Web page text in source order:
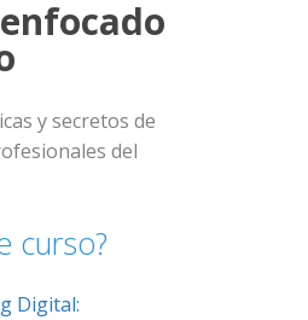
y secretos de
del
curso?
Digital: